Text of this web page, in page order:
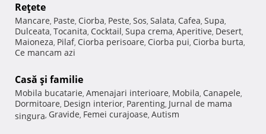
Reţete
Mancare, Paste, Ciorba, Peste, Sos, Salata, Cafea, Supa,
Dulceata, Tocanita, Cocktail, Supa crema, Aperitive, Desert,
Maioneza, Pilaf, Ciorba perisoare, Ciorba pui, Ciorba burta,
Ce mancam azi
Casă şi familie
Mobila bucatarie, Amenajari interioare, Mobila, Canapele,
Dormitoare, Design interior, Parenting, Jurnal de mama
singura, Gravide, Femei curajoase, Autism